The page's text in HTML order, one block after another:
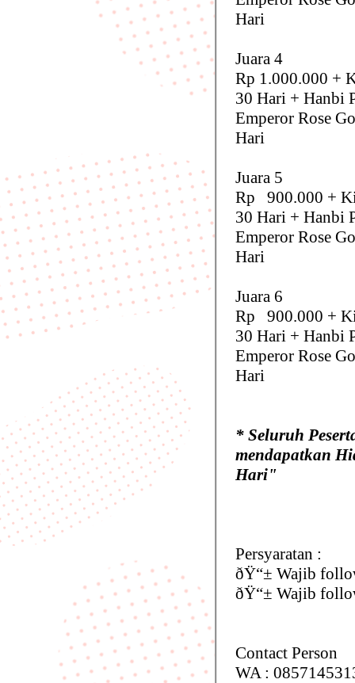
Hari
Juara 4
Rp 1.000.000 +
30 Hari + Hanbi
Emperor Rose
Hari
Juara 5
Rp 900.000 +
30 Hari + Hanbi
Emperor Rose
Hari
Juara 6
Rp 900.000 +
30 Hari + Hanbi
Emperor Rose
Hari
* Seluruh
mendapatkan
Hari"
Persyaratan :
ðŸ“± Wajib
ðŸ“± Wajib
Contact Person
WA :